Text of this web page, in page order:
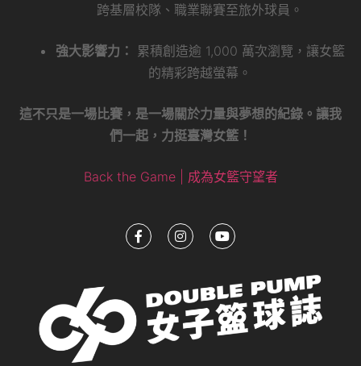
跨基層校隊、職業聯賽至旅外球員。
強大影響力：
累積創造逾 1,000 萬次瀏覽，讓女籃
的精彩跨越螢幕。
這不只是一場比賽，是一場關於力量與夢想的紀錄。讓我
們一起，力挺臺灣女籃！
Back the Game | 成為女籃守望者